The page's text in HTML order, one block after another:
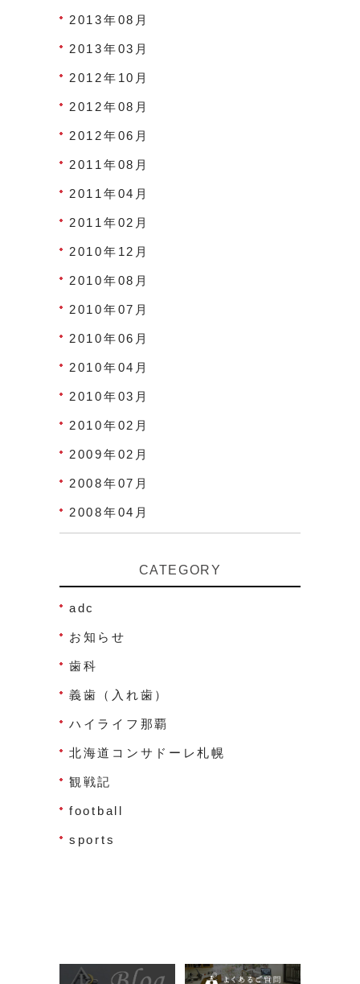
2013年08月
2013年03月
2012年10月
2012年08月
2012年06月
2011年08月
2011年04月
2011年02月
2010年12月
2010年08月
2010年07月
2010年06月
2010年04月
2010年03月
2010年02月
2009年02月
2008年07月
2008年04月
CATEGORY
adc
お知らせ
歯科
義歯（入れ歯）
ハイライフ那覇
北海道コンサドーレ札幌
観戦記
football
sports